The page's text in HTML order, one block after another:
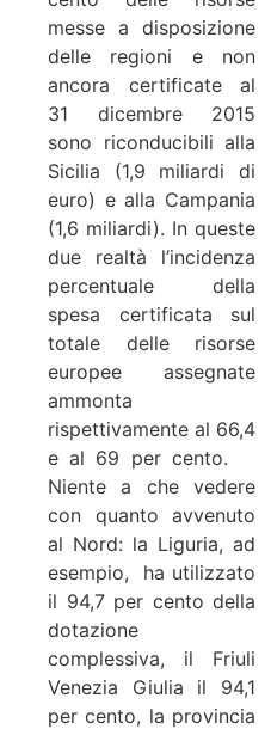
messe a disposizione
delle regioni e non
ancora certificate al
31 dicembre 2015
sono riconducibili alla
Sicilia (1,9 miliardi di
euro) e alla Campania
(1,6 miliardi). In queste
due realtà l’incidenza
percentuale della
spesa certificata sul
totale delle risorse
europee assegnate
ammonta
rispettivamente al 66,4
e al 69 per cento.
Niente a che vedere
con quanto avvenuto
al Nord: la Liguria, ad
esempio, ha utilizzato
il 94,7 per cento della
dotazione
complessiva, il Friuli
Venezia Giulia il 94,1
per cento, la provincia